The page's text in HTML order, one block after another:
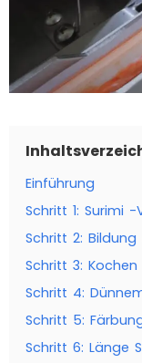
Einführung
Schritt 1: Surimi
Schritt 2:
Schritt 3:
Schritt 4:
Schritt 5:
Schritt 6: Länge